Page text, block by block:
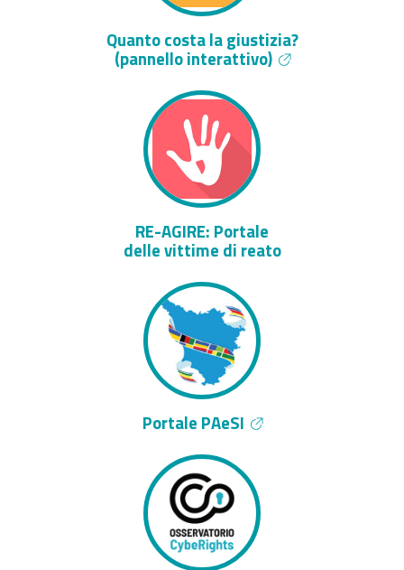
Quanto costa la giustizia?
(pannello interattivo)
RE-AGIRE: Portale
delle vittime di reato
Portale PAeSI